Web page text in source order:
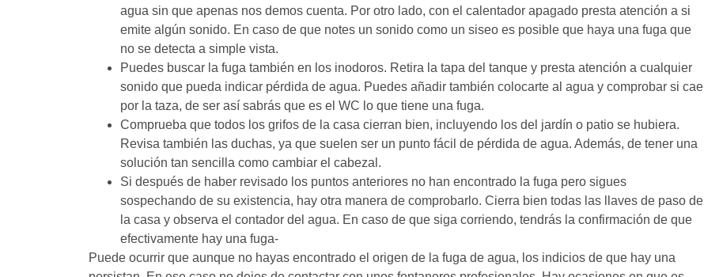
agua sin que apenas nos demos cuenta. Por otro lado, con el calentador apagado presta atención a si
emite algún sonido. En caso de que notes un sonido como un siseo es posible que haya una fuga que
no se detecta a simple vista.
Puedes buscar la fuga también en los inodoros. Retira la tapa del tanque y presta atención a cualquier
sonido que pueda indicar pérdida de agua. Puedes añadir también colocarte al agua y comprobar si cae
por la taza, de ser así sabrás que es el WC lo que tiene una fuga.
Comprueba que todos los grifos de la casa cierran bien, incluyendo los del jardín o patio se hubiera.
Revisa también las duchas, ya que suelen ser un punto fácil de pérdida de agua. Además, de tener una
solución tan sencilla como cambiar el cabezal.
Si después de haber revisado los puntos anteriores no han encontrado la fuga pero sigues
sospechando de su existencia, hay otra manera de comprobarlo. Cierra bien todas las llaves de paso de
la casa y observa el contador del agua. En caso de que siga corriendo, tendrás la confirmación de que
efectivamente hay una fuga-
Puede ocurrir que aunque no hayas encontrado el origen de la fuga de agua, los indicios de que hay una